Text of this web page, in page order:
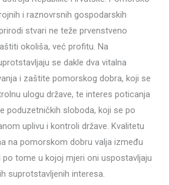
i raznovrsnih gospodarskih
stvari ne teže prvenstveno
okoliša, već profitu. Na
se dakle dva vitalna
i zaštite pomorskog dobra, koji se
ulogu države, te interes poticanja
poduzetničkih sloboda, koji se po
uplivu i kontroli države. Kvalitetu
na pomorskom dobru valja između
tome u kojoj mjeri oni uspostavljaju
suprotstavljenih interesa.